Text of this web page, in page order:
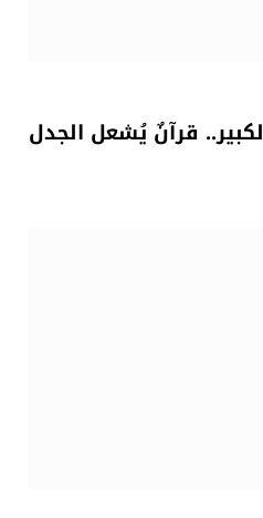
قرآنٌ يُشعل الجدل